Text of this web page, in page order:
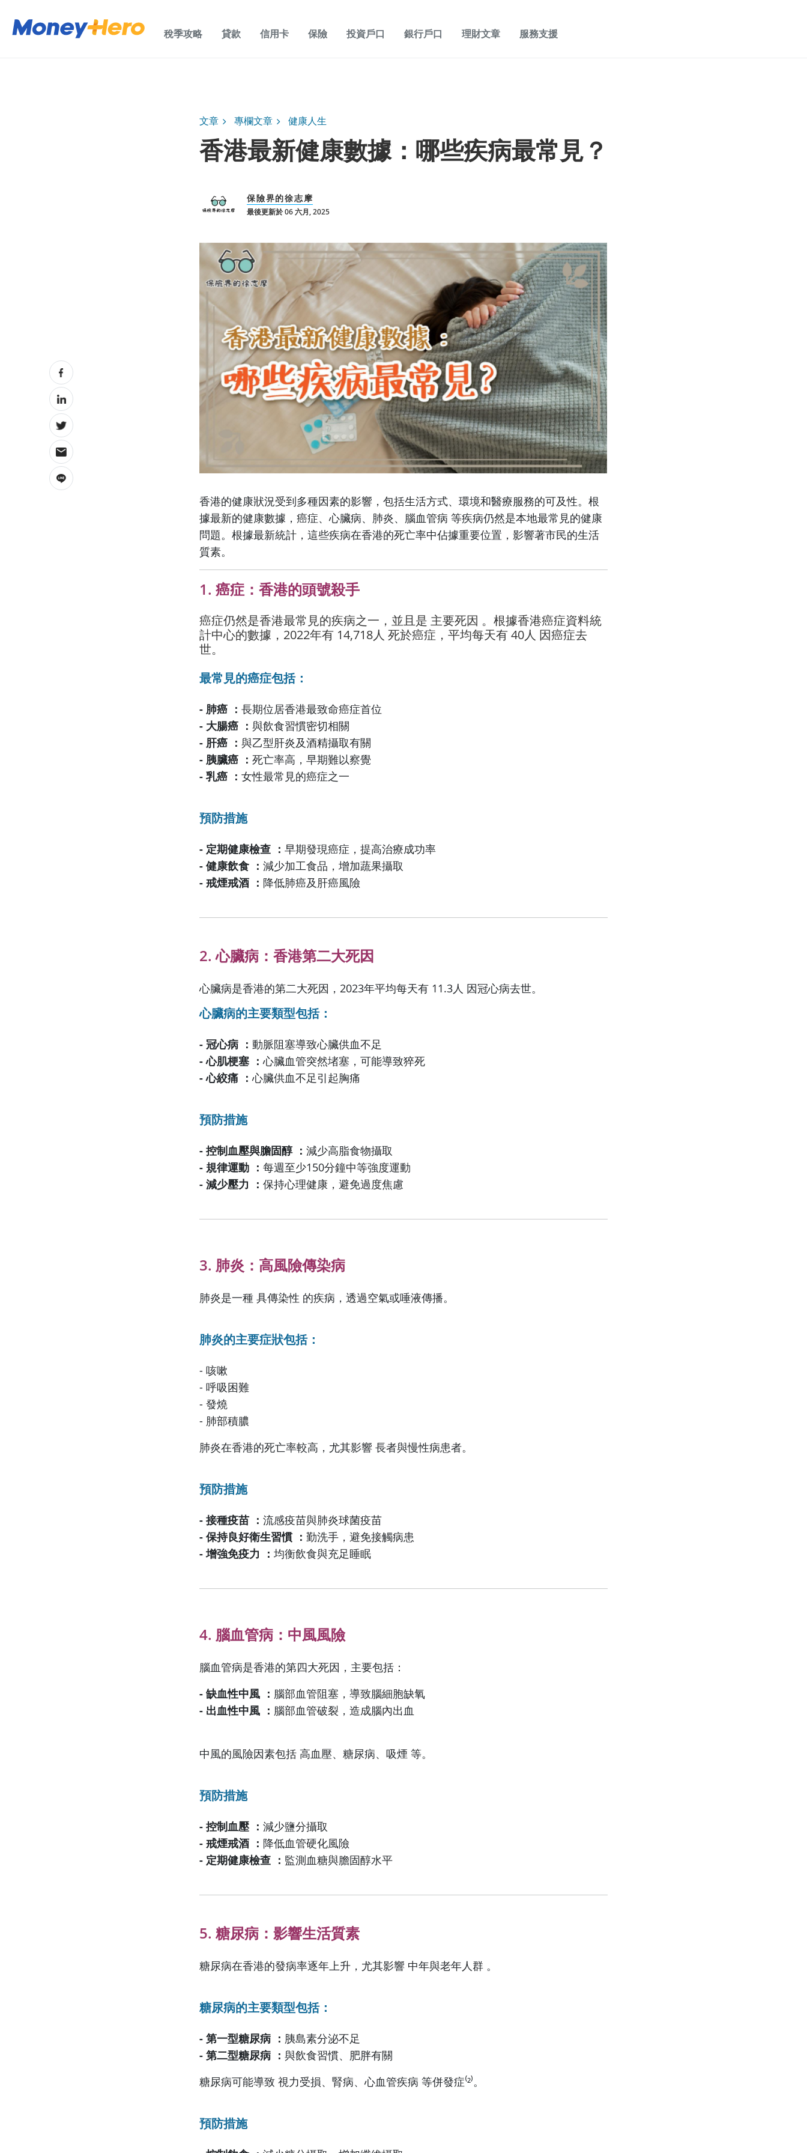
稅季攻略 貸款 信用卡 保險 投資戶口 銀行戶口 理財文章 服務支援
文章 專欄文章 健康人生
香港最新健康數據：哪些疾病最常見？
保險界的徐志摩
最後更新於 06 六月, 2025
香港的健康狀況受到多種因素的影響，包括生活方式、環境和醫療服務的可及性。根
據最新的健康數據，癌症、心臟病、肺炎、腦血管病 等疾病仍然是本地最常見的健康
問題。根據最新統計，這些疾病在香港的死亡率中佔據重要位置，影響著市民的生活
質素。
1. 癌症：香港的頭號殺手
癌症仍然是香港最常見的疾病之一，並且是 主要死因 。根據香港癌症資料統
計中心的數據，2022年有 14,718人 死於癌症，平均每天有 40人 因癌症去
世。
最常見的癌症包括：
- 肺癌 ： 長期位居香港最致命癌症首位
- 大腸癌 ： 與飲食習慣密切相關
- 肝癌 ： 與乙型肝炎及酒精攝取有關
- 胰臟癌 ： 死亡率高，早期難以察覺
- 乳癌 ： 女性最常見的癌症之一
預防措施
- 定期健康檢查 ： 早期發現癌症，提高治療成功率
- 健康飲食 ： 減少加工食品，增加蔬果攝取
- 戒煙戒酒 ： 降低肺癌及肝癌風險
2. 心臟病：香港第二大死因
心臟病是香港的第二大死因，2023年平均每天有 11.3人 因冠心病去世。
心臟病的主要類型包括：
- 冠心病 ： 動脈阻塞導致心臟供血不足
- 心肌梗塞 ：心臟血管突然堵塞，可能導致猝死
- 心絞痛 ：心臟供血不足引起胸痛
預防措施
- 控制血壓與膽固醇 ： 減少高脂食物攝取
- 規律運動 ： 每週至少150分鐘中等強度運動
- 減少壓力 ： 保持心理健康，避免過度焦慮
3. 肺炎：高風險傳染病
肺炎是一種 具傳染性 的疾病，透過空氣或唾液傳播。
肺炎的主要症狀包括：
- 咳嗽
- 呼吸困難
- 發燒
- 肺部積膿
肺炎在香港的死亡率較高，尤其影響 長者與慢性病患者。
預防措施
- 接種疫苗 ： 流感疫苗與肺炎球菌疫苗
- 保持良好衛生習慣 ： 勤洗手，避免接觸病患
- 增強免疫力 ： 均衡飲食與充足睡眠
4. 腦血管病：中風風險
腦血管病是香港的第四大死因，主要包括：
- 缺血性中風 ： 腦部血管阻塞，導致腦細胞缺氧
- 出血性中風 ： 腦部血管破裂，造成腦內出血
中風的風險因素包括 高血壓、糖尿病、吸煙 等。
預防措施
- 控制血壓 ： 減少鹽分攝取
- 戒煙戒酒 ： 降低血管硬化風險
- 定期健康檢查 ： 監測血糖與膽固醇水平
5. 糖尿病：影響生活質素
糖尿病在香港的發病率逐年上升，尤其影響 中年與老年人群 。
糖尿病的主要類型包括：
- 第一型糖尿病 ： 胰島素分泌不足
- 第二型糖尿病 ： 與飲食習慣、肥胖有關
糖尿病可能導致 視力受損、腎病、心血管疾病 等併發症⁽²⁾。
預防措施